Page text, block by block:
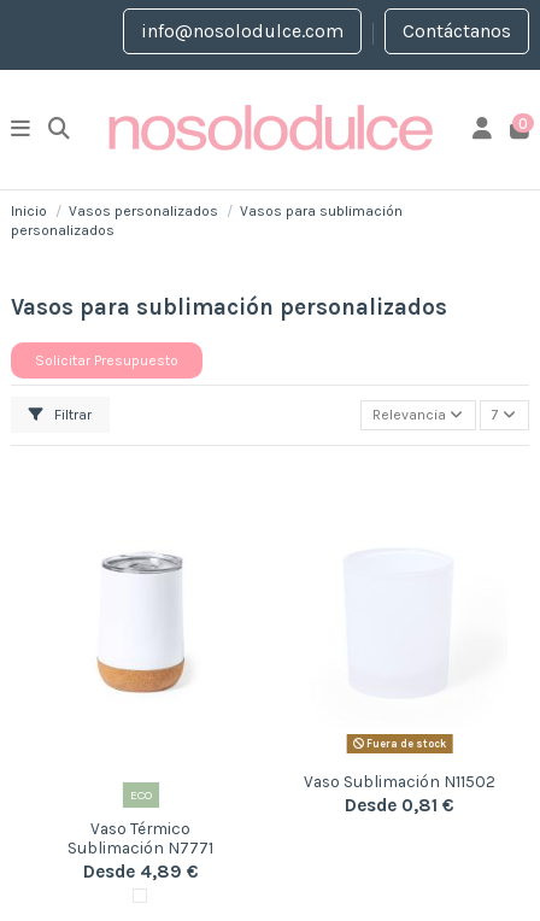
info@nosolodulce.com Contáctanos
0
Inicio Vasos personalizados
Vasos para sublimación
personalizados
Vasos para sublimación personalizados
Solicitar Presupuesto
Filtrar Relevancia 7
ECO
Vaso Térmico
Sublimación N7771
Desde 4,89 €
Fuera de stock
Vaso Sublimación N11502
Desde 0,81 €